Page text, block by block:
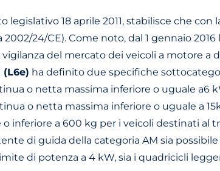
legislativo 18 aprile 2011, stabilisce che
24/CE). Come noto, dal 1 gennaio
vigilanza del mercato dei veicoli a motore a
ha definito due specifiche
o netta massima inferiore o uguale a6
o netta massima inferiore o uguale a
inferiore a 600 kg per i veicoli destinati al
di guida della categoria AM sia
di potenza a 4 kW, sia i quadricicli